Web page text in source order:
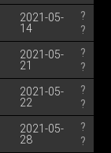
2021-05-
14
?
?
2021-05-
21
?
?
2021-05-
22
?
?
2021-05-
28
?
?